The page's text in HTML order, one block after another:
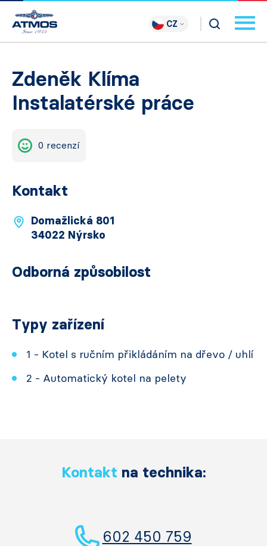
CZ
Zdeněk Klíma
Instalatérské práce
0 recenzí
Kontakt
Domažlická 801
34022 Nýrsko
Odborná způsobilost
Typy zařízení
1 - Kotel s ručním přikládáním na dřevo / uhlí
2 - Automatický kotel na pelety
Kontakt na technika:
602 450 759